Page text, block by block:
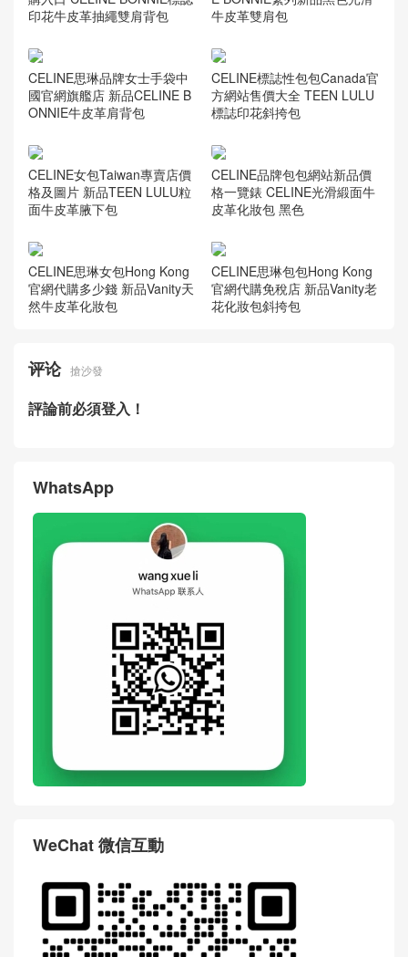
印花牛皮革抽繩雙肩背包
E BONNIE繫列新品黑色光滑
牛皮革雙肩包
國官網旗艦店 新品CELINE B
ONNIE牛皮革肩背包
方網站售價大全 TEEN LULU
標誌印花斜挎包
面牛皮革腋下包
CELINE思琳女包Hong Kong
评论
評論前必須登入！